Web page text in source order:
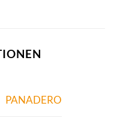
PANADERO